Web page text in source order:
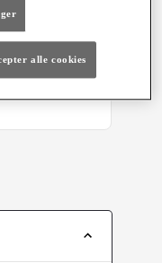
(årligt)
alle cookies